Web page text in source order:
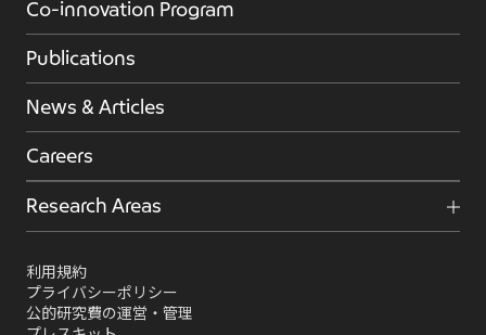
Co-innovation Program
Publications
News & Articles
Careers
Research Areas
利用規約
プライバシーポリシー
公的研究費の運営・管理